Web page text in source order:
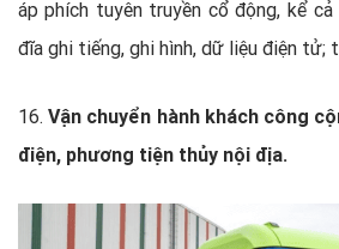
áp phích tuyên truyền cổ động, kể
đĩa ghi tiếng, ghi hình, dữ liệu điện tử;
16.Vận chuyển hành khách công
điện, phương tiện thủy nội địa.